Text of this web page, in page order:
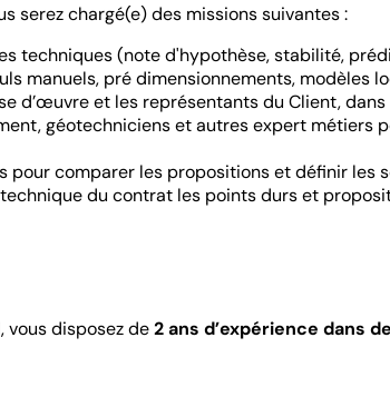
serez chargé(e) des missions suivantes :
techniques (note d'hypothèse, stabilité,
manuels, pré dimensionnements, modèles
d’œuvre et les représentants du Client,
géotechniciens et autres expert
pour comparer les propositions et définir les
du contrat les points durs et
vous disposez de2 ans d’expérience dans